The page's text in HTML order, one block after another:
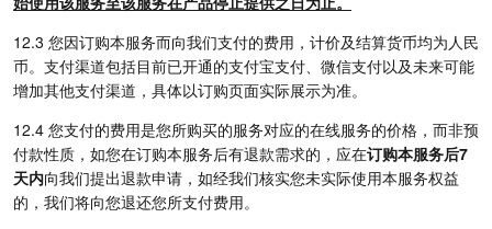
12.3 您因订购本服务而向我们支付的费用，计价及结算货币均为人民
币。支付渠道包括目前已开通的支付宝支付、微信支付以及未来可能
增加其他支付渠道，具体以订购页面实际展示为准。
12.4 您支付的费用是您所购买的服务对应的在线服务的价格，而非预
付款性质，如您在订购本服务后有退款需求的，应在订购本服务后7
天内向我们提出退款申请，如经我们核实您未实际使用本服务权益
的，我们将向您退还您所支付费用。